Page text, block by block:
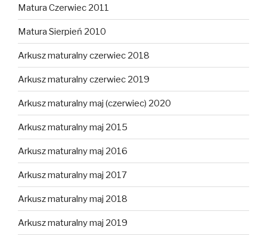
Matura Czerwiec 2011
Matura Sierpień 2010
Arkusz maturalny czerwiec 2018
Arkusz maturalny czerwiec 2019
Arkusz maturalny maj (czerwiec) 2020
Arkusz maturalny maj 2015
Arkusz maturalny maj 2016
Arkusz maturalny maj 2017
Arkusz maturalny maj 2018
Arkusz maturalny maj 2019